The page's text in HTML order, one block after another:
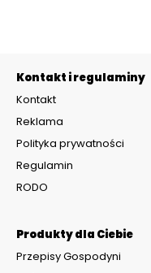
Kontakt i regulaminy
Kontakt
Reklama
Polityka prywatności
Regulamin
RODO
Produkty dla Ciebie
Przepisy Gospodyni